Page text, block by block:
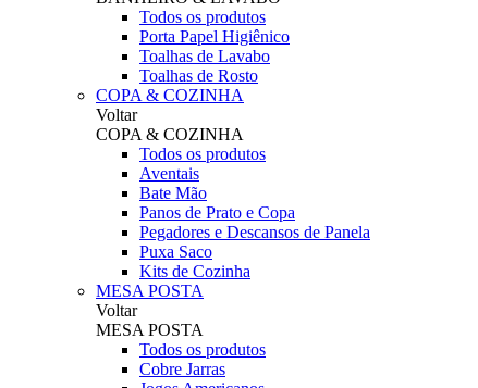
Todos os produtos
Porta Papel Higiênico
Toalhas de Lavabo
Toalhas de Rosto
COPA & COZINHA
Voltar
COPA & COZINHA
Todos os produtos
Aventais
Bate Mão
Panos de Prato e Copa
Pegadores e Descansos de Panela
Puxa Saco
Kits de Cozinha
MESA POSTA
Voltar
MESA POSTA
Todos os produtos
Cobre Jarras